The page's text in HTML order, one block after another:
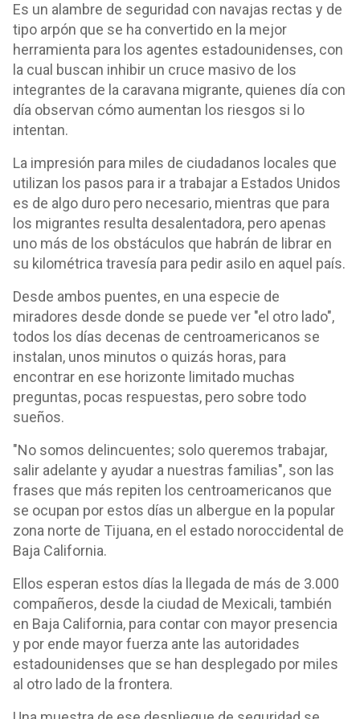
Es un alambre de seguridad con navajas rectas y de
tipo arpón que se ha convertido en la mejor
herramienta para los agentes estadounidenses, con
la cual buscan inhibir un cruce masivo de los
integrantes de la caravana migrante, quienes día con
día observan cómo aumentan los riesgos si lo
intentan.
La impresión para miles de ciudadanos locales que
utilizan los pasos para ir a trabajar a Estados Unidos
es de algo duro pero necesario, mientras que para
los migrantes resulta desalentadora, pero apenas
uno más de los obstáculos que habrán de librar en
su kilométrica travesía para pedir asilo en aquel país.
Desde ambos puentes, en una especie de
miradores desde donde se puede ver "el otro lado",
todos los días decenas de centroamericanos se
instalan, unos minutos o quizás horas, para
encontrar en ese horizonte limitado muchas
preguntas, pocas respuestas, pero sobre todo
sueños.
"No somos delincuentes; solo queremos trabajar,
salir adelante y ayudar a nuestras familias", son las
frases que más repiten los centroamericanos que
se ocupan por estos días un albergue en la popular
zona norte de Tijuana, en el estado noroccidental de
Baja California.
Ellos esperan estos días la llegada de más de 3.000
compañeros, desde la ciudad de Mexicali, también
en Baja California, para contar con mayor presencia
y por ende mayor fuerza ante las autoridades
estadounidenses que se han desplegado por miles
al otro lado de la frontera.